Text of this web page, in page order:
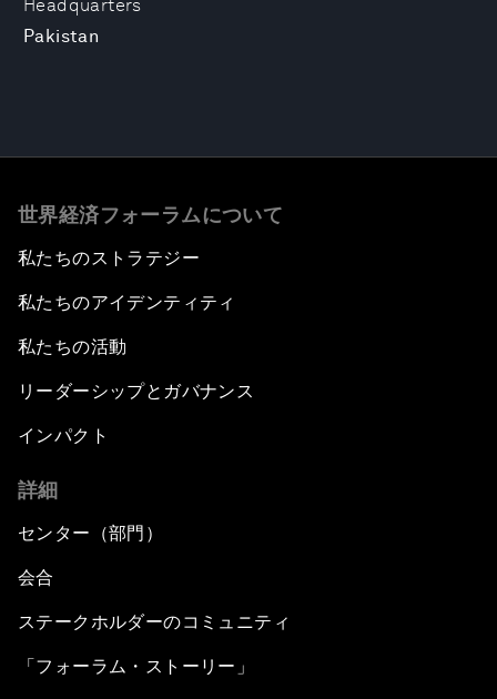
Headquarters
Pakistan
世界経済フォーラムについて
私たちのストラテジー
私たちのアイデンティティ
私たちの活動
リーダーシップとガバナンス
インパクト
詳細
センター（部門）
会合
ステークホルダーのコミュニティ
「フォーラム・ストーリー」